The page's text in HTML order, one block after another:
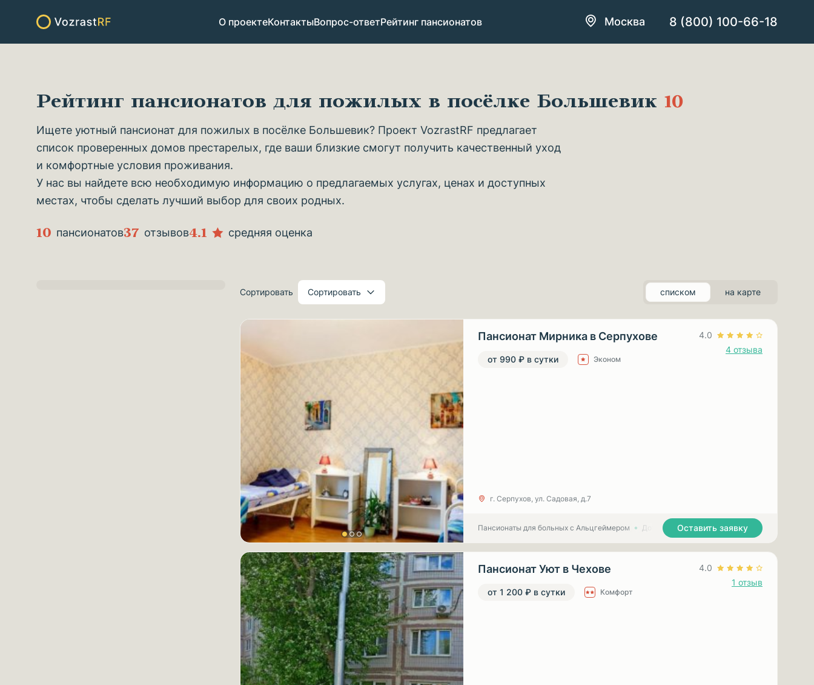
О проектеКонтактыВопрос-ответРейтинг пансионатов Москва 8 (800) 100-66-18
Рейтинг пансионатов для пожилых в посёлке Большевик 10
Ищете уютный пансионат для пожилых в посёлке Большевик? Проект VozrastRF предлагает
список проверенных домов престарелых, где ваши близкие смогут получить качественный уход
и комфортные условия проживания.
У нас вы найдете всю необходимую информацию о предлагаемых услугах, ценах и доступных
местах, чтобы сделать лучший выбор для своих родных.
10 пансионатов37 отзывов4.1 средняя оценка
Сортировать Сортировать списком на карте
Пансионат Мирника в Серпухове
4.0
4 отзыва
от 990 ₽ в сутки
Эконом
г. Серпухов, ул. Садовая, д.7
Пансионаты для больных с Альцгеймером Дома престарелых для больных с Паркинсоном
Оставить заявку
Пансионат Уют в Чехове
4.0
1 отзыв
от 1 200 ₽ в сутки
Комфорт